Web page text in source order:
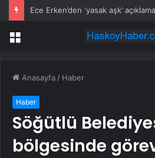
Menü
Anasayfa / Haber
Haber
Söğütlü
bölgesinde